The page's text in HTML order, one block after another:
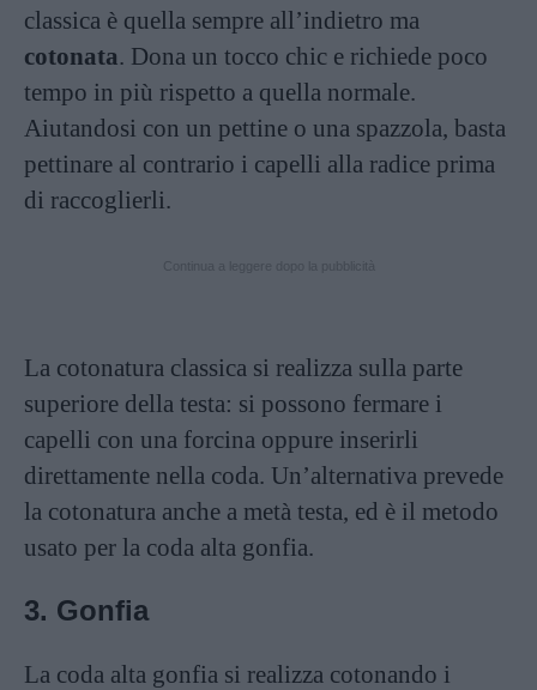
classica è quella sempre all’indietro ma
cotonata. Dona un tocco chic e richiede poco
tempo in più rispetto a quella normale.
Aiutandosi con un pettine o una spazzola, basta
pettinare al contrario i capelli alla radice prima
di raccoglierli.
La cotonatura classica si realizza sulla parte
superiore della testa: si possono fermare i
capelli con una forcina oppure inserirli
direttamente nella coda. Un’alternativa prevede
la cotonatura anche a metà testa, ed è il metodo
usato per la coda alta gonfia.
3. Gonfia
La coda alta gonfia si realizza cotonando i